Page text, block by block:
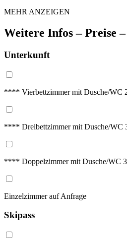
MEHR ANZEIGEN
Weitere Infos – Preise
Unterkunft
**** Vierbettzimmer mit Dusche/WC
**** Dreibettzimmer mit Dusche/WC
**** Doppelzimmer mit Dusche/WC
Einzelzimmer auf Anfrage
Skipass